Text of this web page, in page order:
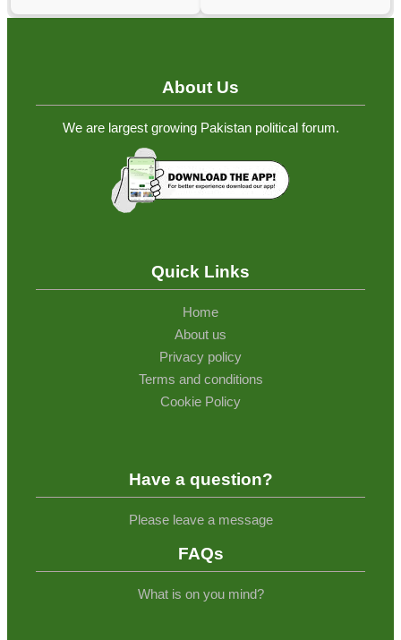
About Us
We are largest growing Pakistan political forum.
Quick Links
Home
About us
Privacy policy
Terms and conditions
Cookie Policy
Have a question?
Please leave a message
FAQs
What is on you mind?